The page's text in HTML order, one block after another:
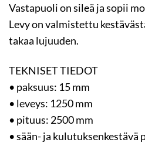
Vastapuoli on sileä ja sopii
Levy on valmistettu
takaa lujuuden.
TEKNISET TIEDOT
• paksuus: 15 mm
• leveys: 1250 mm
• pituus: 2500 mm
• sään- ja kulutuksenkestävä